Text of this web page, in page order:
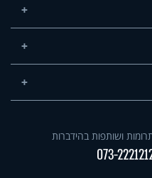
ושותפות בהידברות
073-